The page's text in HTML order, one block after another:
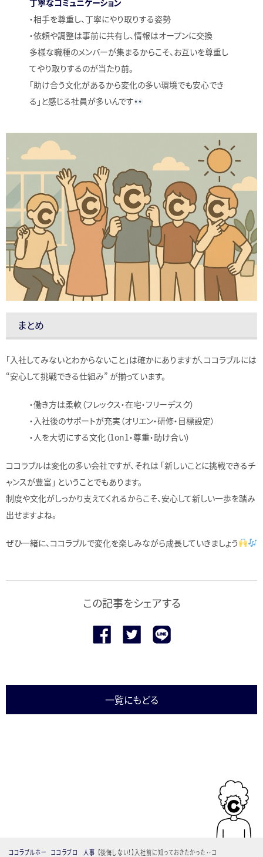
丁寧なコミュニケーション
・相手を尊重し、丁寧にやり取りする姿勢
・依頼や調整は事前に共有し、情報はオープンに交換
多様な職種のメンバーが集まるからこそ、お互いを尊重し
てやり取りするのが当たり前。
「助け合う文化があるから変化の多い環境でも安心でき
る」と感じる社員が多いんです
まとめ
「入社してみないとわからないこと」は確かにありますが、ココラブルには
“安心して挑戦できる仕組み” が揃っています。
・働き方は柔軟（フレックス・在宅・フリーデスク）
・入社後のサポートが充実（オリエン・研修・目標設定）
・人を大切にする文化（1on1・尊重・助け合い）
ココラブルは変化の多い会社ですが、それは 「新しいことに挑戦できるチ
ャンスが豊富」 ということでもあります。
制度や文化がしっかり支えてくれるからこそ、安心して新しい一歩を踏み
出せますよね。
ぜひ一緒に、ココラブルで変化を楽しみながら成長していきましょう
この記事をシェアする
一覧にもどる
ココラブルホー ココラブロ 人事 【後悔しない！】入社前に知っておきたかった‥コ